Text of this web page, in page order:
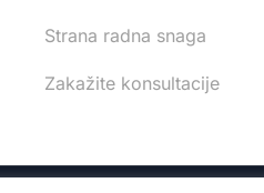
Strana radna snaga
Zakažite konsultacije